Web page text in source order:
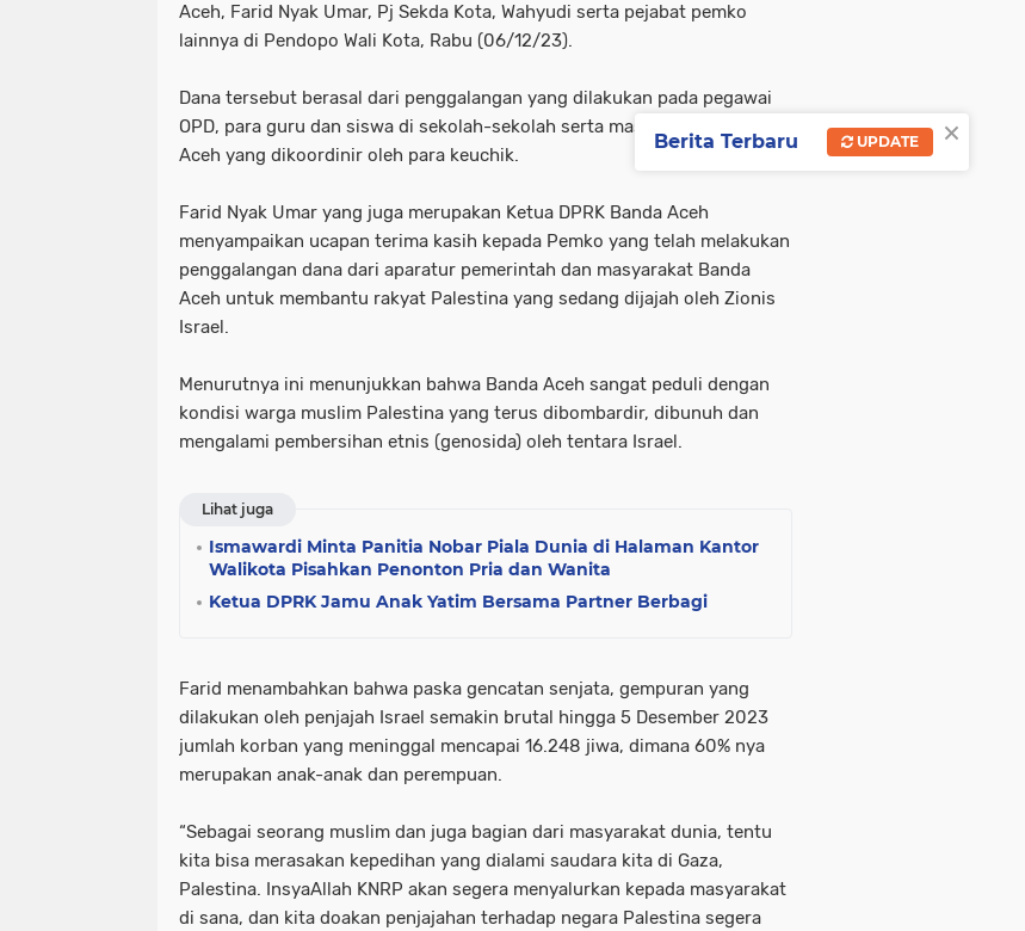
Aceh, Farid Nyak Umar, Pj Sekda Kota, Wahyudi serta pejabat pemko
lainnya di Pendopo Wali Kota, Rabu (06/12/23).
Dana tersebut berasal dari penggalangan yang dilakukan pada pegawai
OPD, para guru dan siswa di sekolah-sekolah serta masyarakat Banda
Aceh yang dikoordinir oleh para keuchik.
Farid Nyak Umar yang juga merupakan Ketua DPRK Banda Aceh
menyampaikan ucapan terima kasih kepada Pemko yang telah melakukan
penggalangan dana dari aparatur pemerintah dan masyarakat Banda
Aceh untuk membantu rakyat Palestina yang sedang dijajah oleh Zionis
Israel.
Menurutnya ini menunjukkan bahwa Banda Aceh sangat peduli dengan
kondisi warga muslim Palestina yang terus dibombardir, dibunuh dan
mengalami pembersihan etnis (genosida) oleh tentara Israel.
Lihat juga
Ismawardi Minta Panitia Nobar Piala Dunia di Halaman Kantor
Walikota Pisahkan Penonton Pria dan Wanita
Ketua DPRK Jamu Anak Yatim Bersama Partner Berbagi
Farid menambahkan bahwa paska gencatan senjata, gempuran yang
dilakukan oleh penjajah Israel semakin brutal hingga 5 Desember 2023
jumlah korban yang meninggal mencapai 16.248 jiwa, dimana 60% nya
merupakan anak-anak dan perempuan.
“Sebagai seorang muslim dan juga bagian dari masyarakat dunia, tentu
kita bisa merasakan kepedihan yang dialami saudara kita di Gaza,
Palestina. InsyaAllah KNRP akan segera menyalurkan kepada masyarakat
di sana, dan kita doakan penjajahan terhadap negara Palestina segera
×
Berita Terbaru UPDATE